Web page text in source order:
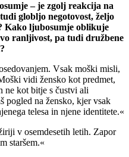
– je zgolj reakcija na
globljo negotovost, željo
Kako ljubosumje oblikuje
ranljivost, pa tudi družbene
Vsak moški misli,
vidi žensko kot predmet,
ne kot bitje s čustvi ali
pogled na žensko, kjer vsak
telesa in njene identitete.«
v osemdesetih letih. Zapor
staršem.«